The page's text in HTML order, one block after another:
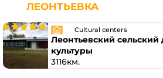
ЛЕОНТЬЕВКА
Cultural centers
Леонтьевский сельский
культуры
3116км.